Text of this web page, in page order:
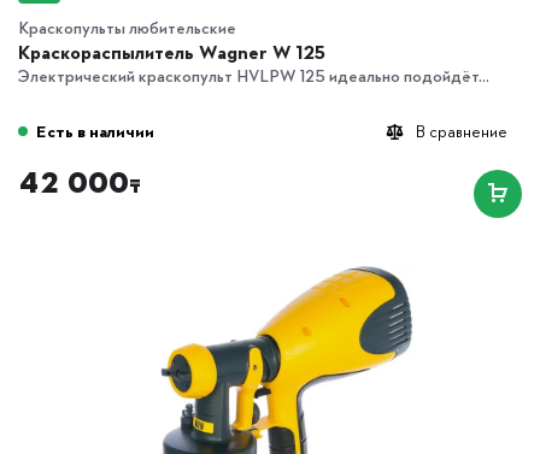
Краскопульты любительские
Краскораспылитель Wagner W 125
Электрический краскопульт HVLPW 125 идеально подойдёт...
В сравнение
Есть в наличии
42 000₸